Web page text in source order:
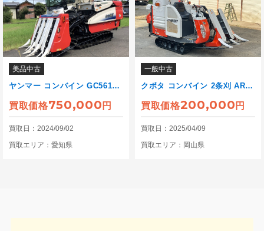
美品中古
ヤンマー コンバイン GC561…
買取価格750,000 円
買取日：2024/09/02
買取エリア：愛知県
一般中古
クボタ コンバイン 2条刈 AR…
買取価格200,000 円
買取日：2025/04/09
買取エリア：岡山県